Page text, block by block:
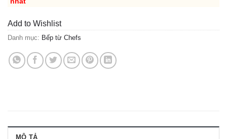
Add to Wishlist
Danh mục: Bếp từ Chefs
MÔ TẢ